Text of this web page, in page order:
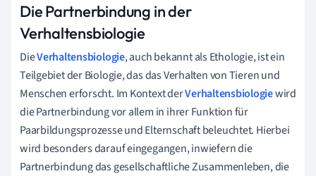
Die Partnerbindung in der
Verhaltensbiologie
DieVerhaltensbiologie, auch bekannt als Ethologie, ist ein
Teilgebiet der Biologie, das das Verhalten von Tieren und
Menschen erforscht. Im Kontext derVerhaltensbiologiewird
die Partnerbindung vor allem in ihrer Funktion für
Paarbildungsprozesse und Elternschaft beleuchtet. Hierbei
wird besonders darauf eingegangen, inwiefern die
Partnerbindung das gesellschaftliche Zusammenleben, die